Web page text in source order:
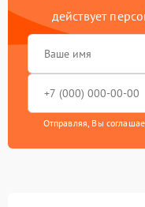
действует
Отправляя, Вы